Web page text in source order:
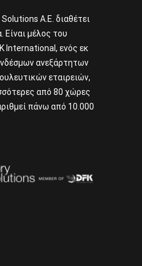
A.E. διαθέτει
Είναι μέλος του
International, ενός εκ
ανεξάρτητων
εταιρειών,
από 80 χώρες
πάνω από 10.000